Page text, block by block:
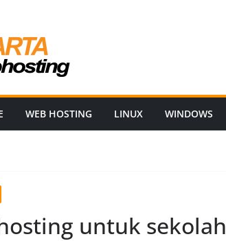
WEB HOSTING LINUX WINDOWS
untuk sekolah